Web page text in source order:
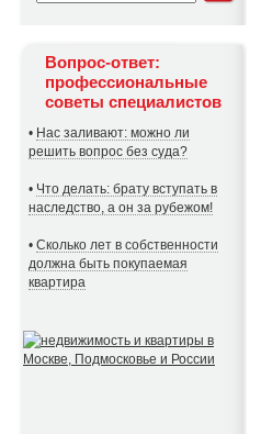
Вопрос-ответ:
профессиональные
советы специалистов
• Нас заливают: можно ли
решить вопрос без суда?
• Что делать: брату вступать в
наследство, а он за рубежом!
• Сколько лет в собственности
должна быть покупаемая
квартира